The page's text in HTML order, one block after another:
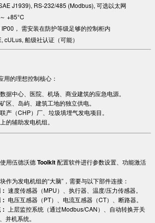
J1939), RS-232/485 (Modbus), 可选以太网
+85°C
， 需安装在防护等级足够的控制柜内
cULus, 船级社认证（可能）
的理想控制核心：
​ 数据中心、医院、机场、商业建筑的应急电源。
区、岛屿、建筑工地的独立供电。
产（CHP）厂、垃圾填埋气发电项目。
的辅助发电机组。
用伍德沃德 ​Toolkit​​ 配置软件进行参数设置、功能激活
作为发电机组的“大脑”，需要与以下部件连接：
​ 速度传感器（MPU）、执行器、温度/压力传感器。
​ 电压互感器（PT）、电流互感器（CT）、断路器。
​ 上层监控系统（通过Modbus/CAN）、自动转换开关
并机系统。